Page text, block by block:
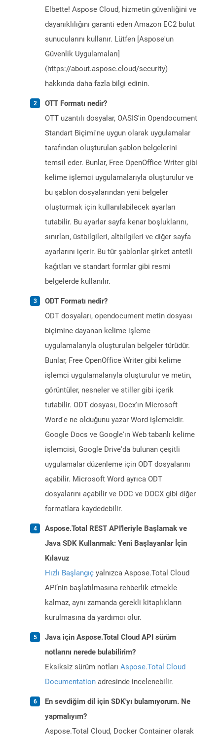
Elbette! Aspose Cloud, hizmetin güvenliğini ve
dayanıklılığını garanti eden Amazon EC2 bulut
sunucularını kullanır. Lütfen [Aspose'un
Güvenlik Uygulamaları]
(https://about.aspose.cloud/security)
hakkında daha fazla bilgi edinin.
OTT Formatı nedir?
OTT uzantılı dosyalar, OASIS'in Opendocument
Standart Biçimi'ne uygun olarak uygulamalar
tarafından oluşturulan şablon belgelerini
temsil eder. Bunlar, Free OpenOffice Writer gibi
kelime işlemci uygulamalarıyla oluşturulur ve
bu şablon dosyalarından yeni belgeler
oluşturmak için kullanılabilecek ayarları
tutabilir. Bu ayarlar sayfa kenar boşluklarını,
sınırları, üstbilgileri, altbilgileri ve diğer sayfa
ayarlarını içerir. Bu tür şablonlar şirket antetli
kağıtları ve standart formlar gibi resmi
belgelerde kullanılır.
ODT Formatı nedir?
ODT dosyaları, opendocument metin dosyası
biçimine dayanan kelime işleme
uygulamalarıyla oluşturulan belgeler türüdür.
Bunlar, Free OpenOffice Writer gibi kelime
işlemci uygulamalarıyla oluşturulur ve metin,
görüntüler, nesneler ve stiller gibi içerik
tutabilir. ODT dosyası, Docx'ın Microsoft
Word'e ne olduğunu yazar Word işlemcidir.
Google Docs ve Google'ın Web tabanlı kelime
işlemcisi, Google Drive'da bulunan çeşitli
uygulamalar düzenleme için ODT dosyalarını
açabilir. Microsoft Word ayrıca ODT
dosyalarını açabilir ve DOC ve DOCX gibi diğer
formatlara kaydedebilir.
Aspose.Total REST API'leriyle Başlamak ve
Java SDK Kullanmak: Yeni Başlayanlar İçin
Kılavuz
Hızlı Başlangıç yalnızca Aspose.Total Cloud
API’nin başlatılmasına rehberlik etmekle
kalmaz, aynı zamanda gerekli kitaplıkların
kurulmasına da yardımcı olur.
Java için Aspose.Total Cloud API sürüm
notlarını nerede bulabilirim?
Eksiksiz sürüm notları Aspose.Total Cloud
Documentation adresinde incelenebilir.
En sevdiğim dil için SDK'yı bulamıyorum. Ne
yapmalıyım?
Aspose.Total Cloud, Docker Container olarak